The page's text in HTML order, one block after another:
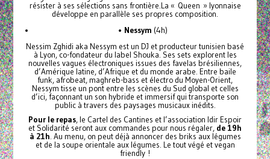
résister à ses sélections sans frontière.La « Queen » lyonnaise
développe en parallèle ses propres composition.
• Nessym (4h)
Nessim Zghidi aka Nessym est un DJ et producteur tunisien basé
à Lyon, co-fondateur du label Shouka. Ses sets explorent les
nouvelles vagues électroniques issues des favelas brésiliennes,
d’Amérique latine, d’Afrique et du monde arabe. Entre baile
funk, afrobeat, maghreb-bass et électro du Moyen-Orient,
Nessym tisse un pont entre les scènes du Sud global et celles
d’ici, façonnant un son hybride et immersif qui transporte son
public à travers des paysages musicaux inédits.
Pour le repas, le Cartel des Cantines et l’association Idir Espoir
et Solidarité seront aux commandes pour nous régaler, de 19h
à 21h. Au menu, on peut déjà annoncer des briks aux légumes
et de la soupe orientale aux légumes. Le tout végé et vegan
friendly !